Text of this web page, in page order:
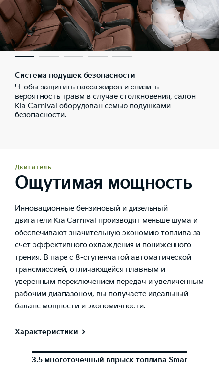
Система подушек безопасности
Чтобы защитить пассажиров и снизить
вероятность травм в случае столкновения, салон
Kia Carnival оборудован семью подушками
безопасности.
Двигатель
Ощутимая мощность
Инновационные бензиновый и дизельный
двигатели Kia Carnival производят меньше шума и
обеспечивают значительную экономию топлива за
счет эффективного охлаждения и пониженного
трения. В паре с 8-ступенчатой автоматической
трансмиссией, отличающейся плавным и
уверенным переключением передач и увеличенным
рабочим диапазоном, вы получаете идеальный
баланс мощности и экономичности.
Характеристики
3.5 многоточечный впрыск топлива